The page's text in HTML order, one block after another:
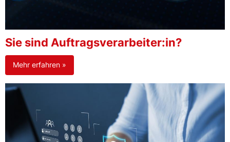
Sie sind Auftragsverarbeiter:in?
Mehr erfahren »